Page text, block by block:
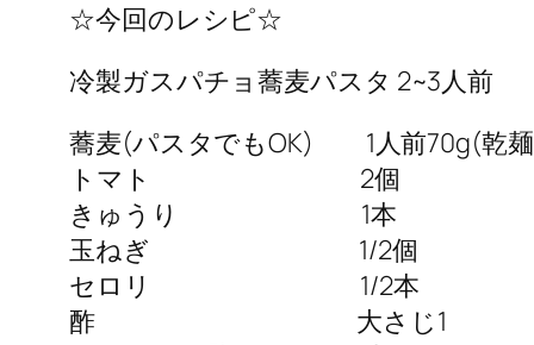
☆今回のレシピ☆
冷製ガスパチョ蕎麦パスタ 2~3人前
蕎麦(パスタでもOK) 1人前70g(乾
トマト 2個
きゅうり 1本
玉ねぎ 1/2個
セロリ 1/2本
酢 大さじ1